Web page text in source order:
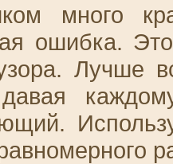
много
ошибка.
Лучше